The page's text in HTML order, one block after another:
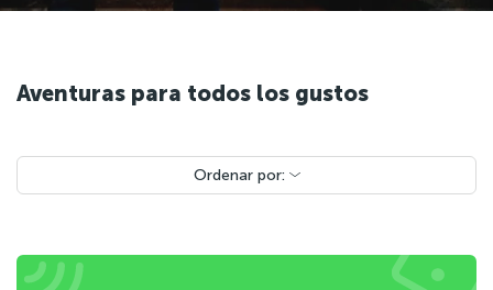
Aventuras para todos los gustos
Ordenar por: